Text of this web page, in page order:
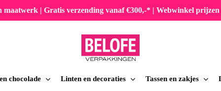
maatwerk | Gratis verzending vanaf €300,-* | Webwinkel
chocolade Linten en decoraties Tassen en zakjes